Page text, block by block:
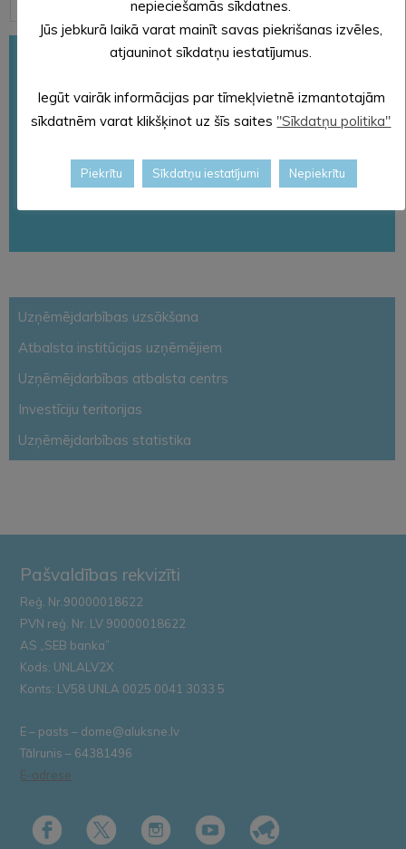
Uzņēmējdarbības uzsākšana
Atbalsta institūcijas uzņēmējiem
Uzņēmējdarbības atbalsta centrs
Investīciju teritorijas
Uzņēmējdarbības statistika
Pašvaldības rekvizīti
Reģ. Nr.90000018622
PVN reģ. Nr. LV 90000018622
AS „SEB banka”
Kods: UNLALV2X
Konts: LV58 UNLA 0025 0041 3033 5
E – pasts – dome@aluksne.lv
Tālrunis – 64381496
E-adrese
nepieciešamās sīkdatnes.
Jūs jebkurā laikā varat mainīt savas piekrišanas izvēles,
atjauninot sīkdatņu iestatījumus.
Iegūt vairāk informācijas par tīmekļvietnē izmantotajām
sīkdatnēm varat klikšķinot uz šīs saites "Sīkdatņu politika"
Piekrītu Sīkdatņu iestatījumi Nepiekrītu